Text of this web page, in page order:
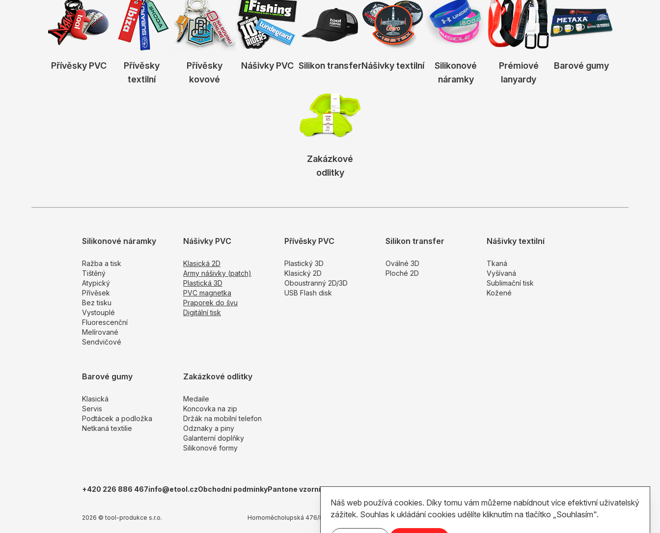
Přívěsky PVC
Přívěsky
textilní
Přívěsky
kovové
Nášivky PVC Silikon transferNášivky textilní
Silikonové
náramky
Prémiové
lanyardy
Barové gumy
Zakázkové
odlitky
Silikonové náramky
Ražba a tisk
Tištěný
Atypický
Přívěsek
Bez tisku
Vystouplé
Fluorescenční
Melírované
Sendvičové
Nášivky PVC
Klasická 2D
Army nášivky (patch)
Plastická 3D
PVC magnetka
Praporek do švu
Digitální tisk
Přívěsky PVC
Plastický 3D
Klasický 2D
Oboustranný 2D/3D
USB Flash disk
Silikon transfer
Oválné 3D
Ploché 2D
Nášivky textilní
Tkaná
Vyšívaná
Sublimační tisk
Kožené
Barové gumy
Klasická
Servis
Podtácek a podložka
Netkaná textilie
Zakázkové odlitky
Medaile
Koncovka na zip
Držák na mobilní telefon
Odznaky a piny
Galanterní doplňky
Silikonové formy
+420 226 886 467info@etool.czObchodní podmínkyPantone vzorník
2026 © tool-produkce s.r.o. Hornoměcholupská 476/8, Praha 10 – Hostivař, CZ 102 00 Zobrazit na mapě
Náš web používá cookies. Díky tomu vám můžeme nabídnout více efektivní uživatelský
zážitek. Souhlas k ukládání cookies udělíte kliknutím na tlačítko „Souhlasím".